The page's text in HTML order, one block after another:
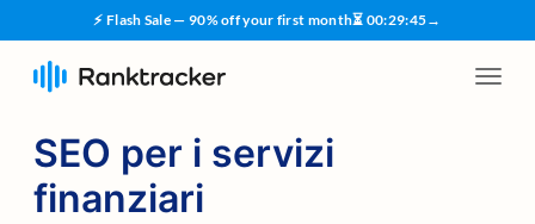
⚡ Flash Sale — 90% off your first month⏳ 00:29:44→
SEO per i servizi
finanziari